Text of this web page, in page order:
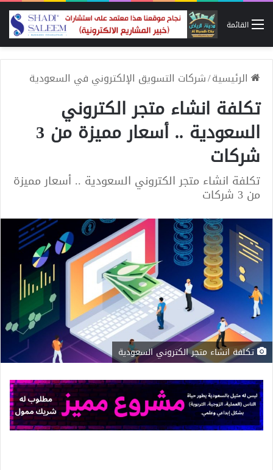
القائمة
الرئيسية/شركات التسويق الإلكتروني في السعودية
تكلفة انشاء متجر الكتروني
السعودية .. أسعار مميزة من 3
شركات
تكلفة انشاء متجر الكتروني السعودية .. أسعار مميزة
من 3 شركات
تكلفة انشاء متجر الكتروني السعودية